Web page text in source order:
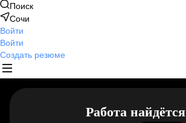
Поиск
Сочи
Войти
Войти
Создать резюме
Работа найдётся